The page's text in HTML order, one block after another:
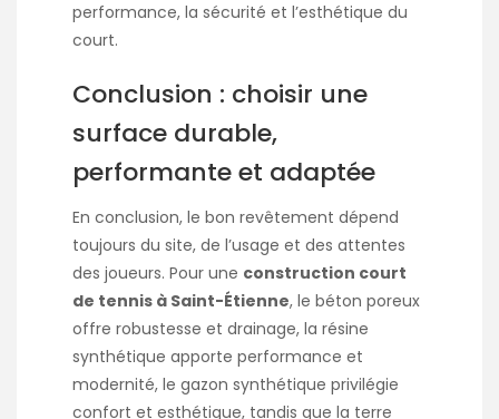
performance, la sécurité et l’esthétique du
court.
Conclusion : choisir une
surface durable,
performante et adaptée
En conclusion, le bon revêtement dépend
toujours du site, de l’usage et des attentes
des joueurs. Pour une construction court
de tennis à Saint-Étienne, le béton poreux
offre robustesse et drainage, la résine
synthétique apporte performance et
modernité, le gazon synthétique privilégie
confort et esthétique, tandis que la terre